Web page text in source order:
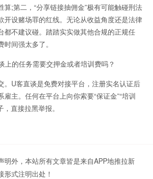
算;第二，“分享链接抽佣金”极有可能触碰刑法
开设赌场罪的红线。无论从收益角度还是法律
都不建议碰。踏踏实实做其他合规的正规任
间强太多了。
的任务需要交押金或者培训费吗？
U客直谈是免费对接平台，注册实名认证后
主。任何在平台上向你索要“保证金”“培训
直接拉黑举报。
明外，本站所有文章皆是来自APP地推拉新
形式注明出处！